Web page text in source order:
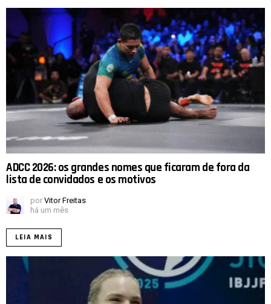
ADCC 2026: os grandes nomes que ficaram de fora da
lista de convidados e os motivos
por Vitor Freitas
há um mês
LEIA MAIS